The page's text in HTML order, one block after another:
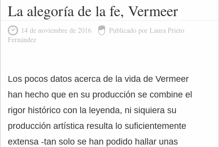
La alegoría de la fe, Vermeer
14 de noviembre de 2016
Publicado por Laura Prieto
Fernández
Los pocos datos acerca de la vida de Vermeer
han hecho que en su producción se combine el
rigor histórico con la leyenda, ni siquiera su
producción artística resulta lo suficientemente
extensa -tan solo se han podido hallar unas